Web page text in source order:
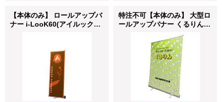
ドとしても活躍します！
【本体のみ】 ロールアップバ
ナー i-LooK60(アイルック
特注不可【本体のみ】 大型ロ
ールアップバナー くるりん